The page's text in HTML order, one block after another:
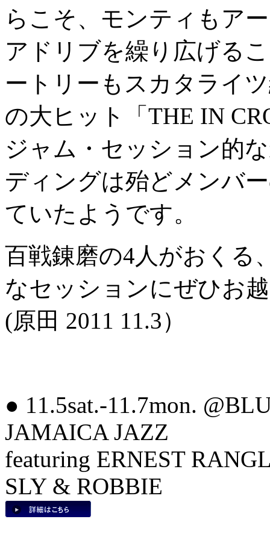
らこそ、モンティもア
アドリブを繰り広げる
ートリーもスカタライ
の大ヒット「THE IN
ジャム・セッション的
ディングは殆どメンバ
ていたようです。
百戦錬磨の4人がおくる
なセッションにぜひお
(原田 2011 11.3）
● 11.5sat.-11.7mon.
JAMAICA JAZZ
featuring ERNEST
SLY & ROBBIE